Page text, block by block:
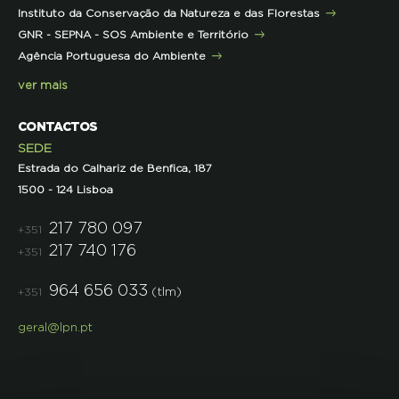
Parcerias
Projetos
Semana do Jornalismo de Ambiente 2023
Instituto da Conservação da Natureza e das Florestas
GNR - SEPNA - SOS Ambiente e Território
Agência Portuguesa do Ambiente
ver mais
CONTACTOS
SEDE
Estrada do Calhariz de Benfica, 187
1500 - 124 Lisboa
+351 217 780 097
+351 217 740 176
+351 964 656 033 (tlm)
geral@lpn.pt